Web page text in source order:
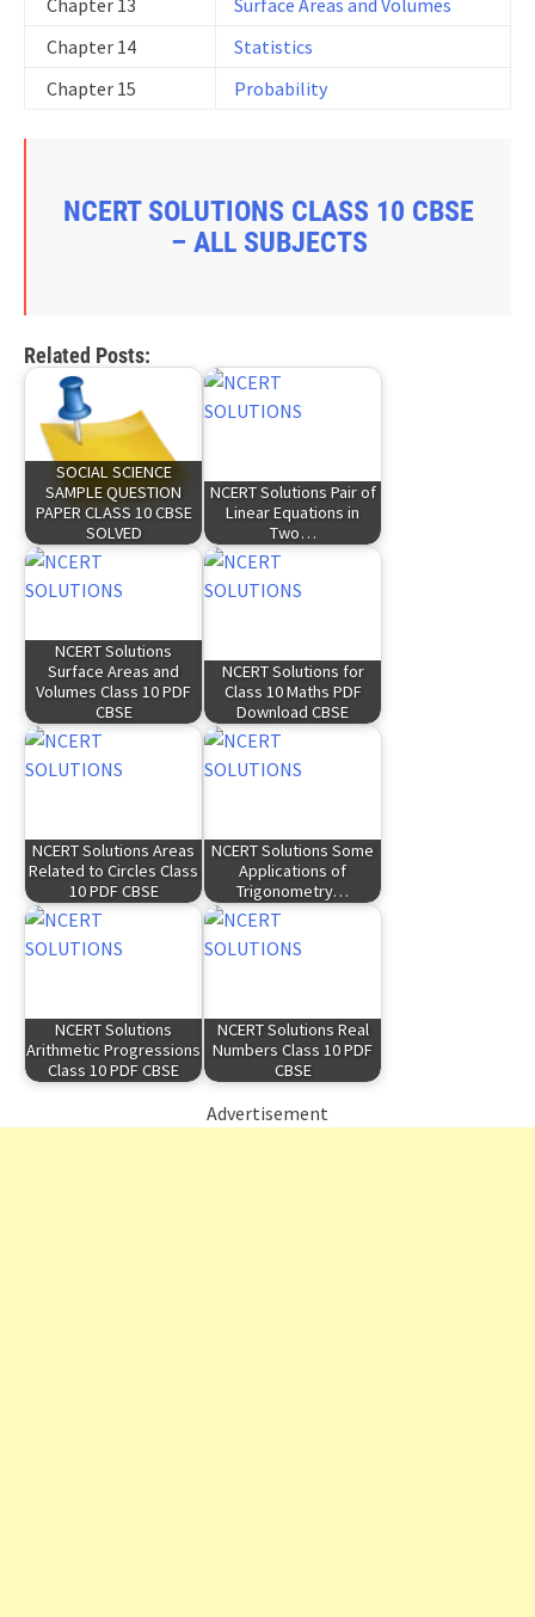
Chapter 13
Surface Areas and Volumes
Chapter 14
Statistics
Chapter 15
Probability
NCERT SOLUTIONS CLASS 10 CBSE
– ALL SUBJECTS
Related Posts:
SOCIAL SCIENCE
SAMPLE QUESTION
PAPER CLASS 10 CBSE
SOLVED
NCERT Solutions Pair of
Linear Equations in
Two…
NCERT Solutions
Surface Areas and
Volumes Class 10 PDF
CBSE
NCERT Solutions for
Class 10 Maths PDF
Download CBSE
NCERT Solutions Areas
Related to Circles Class
10 PDF CBSE
NCERT Solutions Some
Applications of
Trigonometry…
NCERT Solutions
Arithmetic Progressions
Class 10 PDF CBSE
NCERT Solutions Real
Numbers Class 10 PDF
CBSE
Advertisement